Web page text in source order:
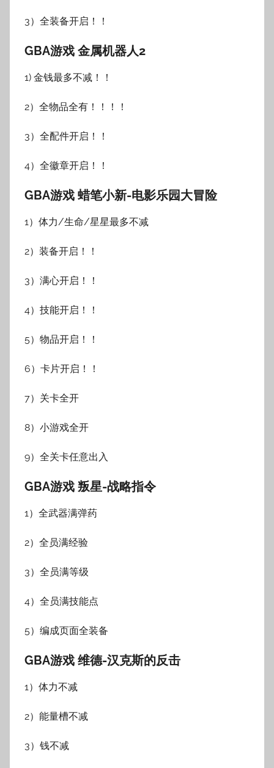
3）全装备开启！！
GBA游戏 金属机器人2
1) 金钱最多不减！！
2）全物品全有！！！！
3）全配件开启！！
4）全徽章开启！！
GBA游戏 蜡笔小新-电影乐园大冒险
1）体力/生命/星星最多不减
2）装备开启！！
3）满心开启！！
4）技能开启！！
5）物品开启！！
6）卡片开启！！
7）关卡全开
8）小游戏全开
9）全关卡任意出入
GBA游戏 叛星-战略指令
1）全武器满弹药
2）全员满经验
3）全员满等级
4）全员满技能点
5）编成页面全装备
GBA游戏 维德-汉克斯的反击
1）体力不减
2）能量槽不减
3）钱不减